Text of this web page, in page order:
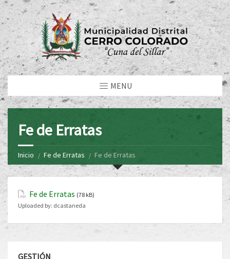
MENU
Fe de Erratas
Inicio Fe de Erratas Fe de Erratas
Fe de Erratas (78 kB)
Uploaded by: dcastaneda
GESTIÓN